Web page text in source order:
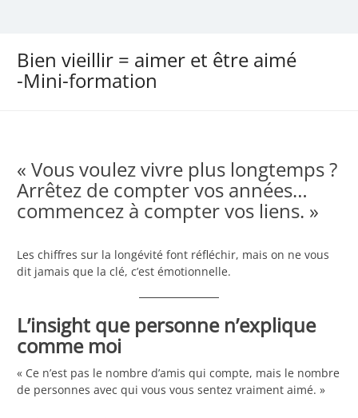
Bien vieillir = aimer et être aimé
-Mini-formation
« Vous voulez vivre plus longtemps ?
Arrêtez de compter vos années…
commencez à compter vos liens. »
Les chiffres sur la longévité font réfléchir, mais on ne vous
dit jamais que la clé, c’est émotionnelle.
L’insight que personne n’explique
comme moi
« Ce n’est pas le nombre d’amis qui compte, mais le nombre
de personnes avec qui vous vous sentez vraiment aimé. »